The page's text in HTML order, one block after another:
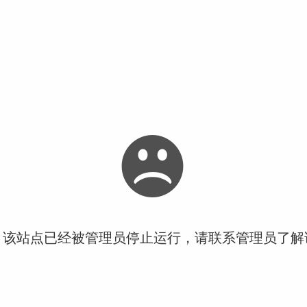
站点已经被管理员停止运行，请联系管理员了